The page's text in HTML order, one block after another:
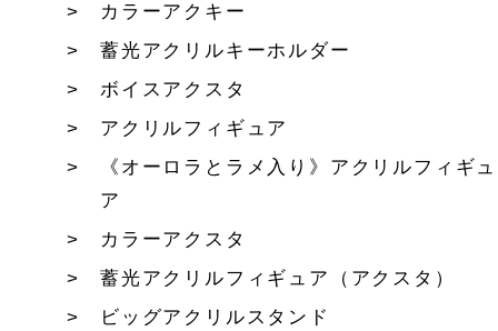
カラーアクキー
蓄光アクリルキーホルダー
ボイスアクスタ
アクリルフィギュア
《オーロラとラメ入り》アクリルフィギュ
ア
カラーアクスタ
蓄光アクリルフィギュア（アクスタ）
ビッグアクリルスタンド